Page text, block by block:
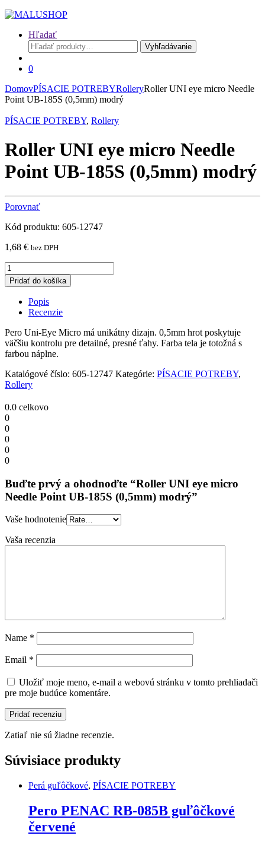
Hľadať
Hľadať:
Vyhľadávanie
0
DomovPÍSACIE POTREBYRolleryRoller UNI eye micro Needle
Point UB-185S (0,5mm) modrý
PÍSACIE POTREBY, Rollery
Roller UNI eye micro Needle
Point UB-185S (0,5mm) modrý
Porovnať
Kód produktu: 605-12747
1,68 € bez DPH
Roller
UNI
eye
micro
Needle
UB-
185S
(0,5mm)
quantity
Pridať do košíka
Popis
Recenzie
Pero Uni-Eye Micro má unikátny dizajn. 0,5mm hrot poskytuje
väčšiu kontrolu pre detailné, presné ťahy. Farba tela je totožná s
farbou náplne.
Katalógové číslo: 605-12747 Kategórie: PÍSACIE POTREBY,
Rollery
0.0 celkovo
0
0
0
0
0
Buďte prvý a ohodnoďte “Roller UNI eye micro
Needle Point UB-185S (0,5mm) modrý”
Vaše hodnotenie
Vaša recenzia
Name *
Email *
Uložiť moje meno, e-mail a webovú stránku v tomto prehliadači
pre moje budúce komentáre.
Zatiaľ nie sú žiadne recenzie.
Súvisiace produkty
Perá guľôčkové, PÍSACIE POTREBY
Pero PENAC RB-085B guľôčkové
červené